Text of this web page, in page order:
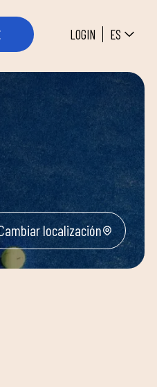
LOGIN ES
localización